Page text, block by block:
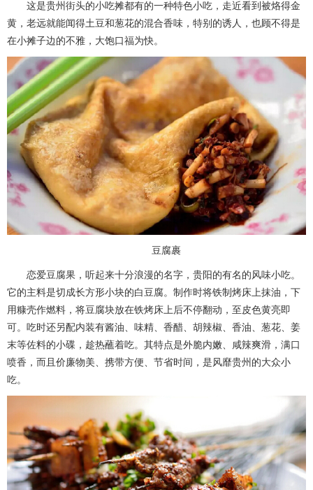
这是贵州街头的小吃摊都有的一种特色小吃，走近看到被烙得金
黄，老远就能闻得土豆和葱花的混合香味，特别的诱人，也顾不得是
在小摊子边的不雅，大饱口福为快。
豆腐裹
恋爱豆腐果，听起来十分浪漫的名字，贵阳的有名的风味小吃。
它的主料是切成长方形小块的白豆腐。制作时将铁制烤床上抹油，下
用糠壳作燃料，将豆腐块放在铁烤床上后不停翻动，至皮色黄亮即
可。吃时还另配内装有酱油、味精、香醋、胡辣椒、香油、葱花、姜
末等佐料的小碟，趁热蘸着吃。其特点是外脆内嫩、咸辣爽滑，满口
喷香，而且价廉物美、携带方便、节省时间，是风靡贵州的大众小
吃。